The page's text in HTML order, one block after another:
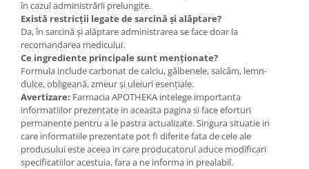
în cazul administrării prelungite.
Există restricții legate de sarcină și alăptare?
Da, în sarcină și alăptare administrarea se face doar la
recomandarea medicului.
Ce ingrediente principale sunt menționate?
Formula include carbonat de calciu, gălbenele, salcâm, lemn-
dulce, obligeană, zmeur și uleiuri esențiale.
Avertizare: Farmacia APOTHEKA intelege importanta
informatiilor prezentate in aceasta pagina si face eforturi
permanente pentru a le pastra actualizate. Singura situatie in
care informatiile prezentate pot fi diferite fata de cele ale
produsului este aceea in care producatorul aduce modificari
specificatiilor acestuia, fara a ne informa in prealabil.